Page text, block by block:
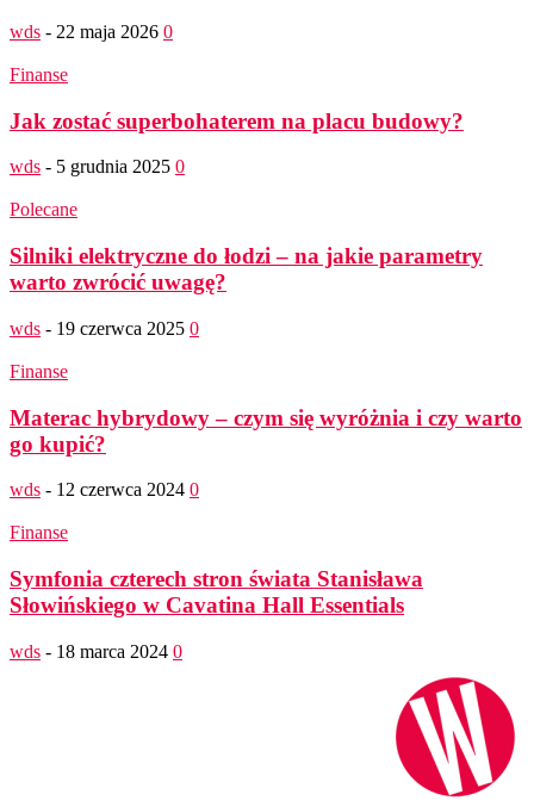
wds - 22 maja 2026 0
Finanse
Jak zostać superbohaterem na placu budowy?
wds - 5 grudnia 2025 0
Polecane
Silniki elektryczne do łodzi – na jakie parametry
warto zwrócić uwagę?
wds - 19 czerwca 2025 0
Finanse
Materac hybrydowy – czym się wyróżnia i czy warto
go kupić?
wds - 12 czerwca 2024 0
Finanse
Symfonia czterech stron świata Stanisława
Słowińskiego w Cavatina Hall Essentials
wds - 18 marca 2024 0